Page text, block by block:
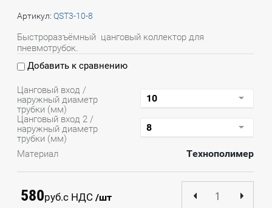
Артикул: QST3-10-8
Быстроразъёмный цанговый коллектор для
пневмотрубок.
Добавить к сравнению
Цанговый вход /
наружный диаметр
трубки (мм)
Цанговый вход 2 /
наружный диаметр
трубки (мм)
Материал
Технополимер
580руб.с НДС /шт